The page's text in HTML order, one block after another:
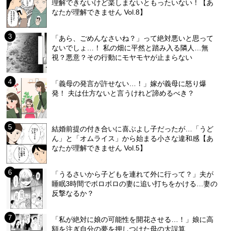
理解できないけど楽しまないともったいない！【あ
なたが理解できません Vol.8】
「あら、ごめんなさいね？」って絶対悪いと思って
ないでしょ…！ 私の畑に平然と踏み入る隣人…無
視？悪意？その行動にモヤモヤが止まらない
「義母の発言が許せない…！」嫁が義母に怒り爆
発！ 夫は仕方ないと言うけれど諦めるべき？
結婚前提の付き合いに喜ぶよし子だったが…「うど
ん」と「オムライス」から始まる小さな違和感【あ
なたが理解できません Vol.5】
「うるさいから子どもを連れて外に行って？」夫が
睡眠3時間でボロボロの妻に追い打ちをかける…妻の
反撃なるか？
「私が絶対に娘の可能性を開花させる…！」娘に高
額を注ぎ自分の夢を押しつけた母の大誤算